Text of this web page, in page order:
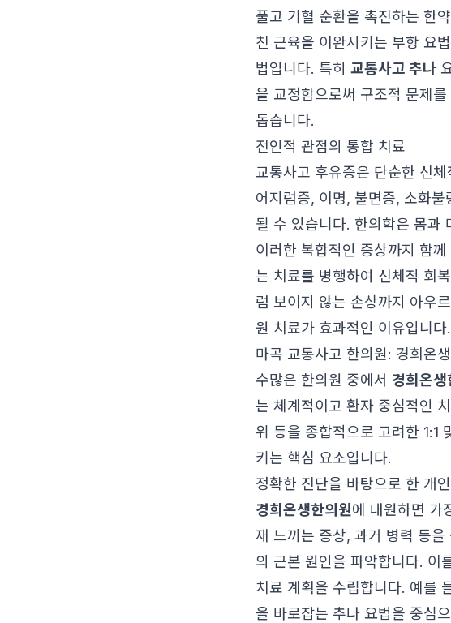
풀고 기혈 순환을 촉진하는 한
친 근육을 이완시키는 부항 요
법입니다. 특히 교통사고 추나
을 교정함으로써 구조적 문제
돕습니다.
전인적 관점의 통합 치료
교통사고 후유증은 단순한 신
어지럼증, 이명, 불면증, 소화
될 수 있습니다. 한의학은 몸과
이러한 복합적인 증상까지 함
는 치료를 병행하여 신체적 회
럼 보이지 않는 손상까지 아우
원 치료가 효과적인 이유입니다.
마곡 교통사고 한의원: 경희온
수많은 한의원 중에서 경희온생
는 체계적이고 환자 중심적인
위 등을 종합적으로 고려한 1:1
키는 핵심 요소입니다.
정확한 진단을 바탕으로 한 개
경희온생한의원에 내원하면 가
재 느끼는 증상, 과거 병력 등
의 근본 원인을 파악합니다. 이
치료 계획을 수립합니다. 예를
을 바로잡는 추나 요법을 중심